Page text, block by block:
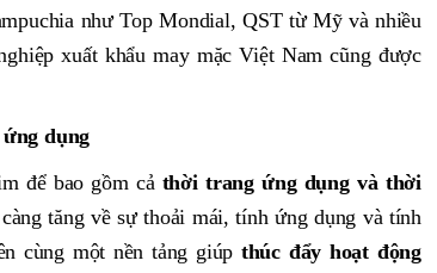
như Top Mondial, QST từ Mỹ và nhiều
xuất khẩu may mặc Việt Nam cũng được
dụng
để bao gồm cả thời trang ứng dụng và thời
tăng về sự thoải mái, tính ứng dụng và tính
cùng một nền tảng giúp thúc đẩy hoạt động